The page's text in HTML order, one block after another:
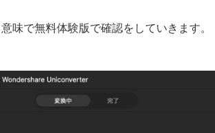
味で無料体験版で確認をしていきます